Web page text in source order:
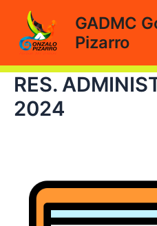
contenido
GADMC
Pizarro
RES.
2024